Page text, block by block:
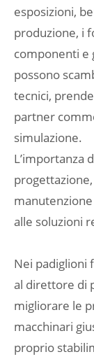
esposizioni,
produzione, i
componenti e
possono
tecnici,
partner
simulazione.
L’importanza
alle soluzioni
Nei padiglioni
al direttore di
migliorare le
macchinari
proprio